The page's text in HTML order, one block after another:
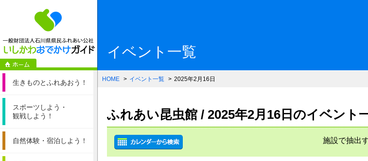
一般財団法人石川県県民ふれあい
生きものとふれあおう！
スポーツしよう・
観戦しよう！
自然体験・ 宿泊しよう！
イベント一覧
HOME イベント一覧 2025年2月16日
ふれあい昆虫館 / 2025年2月16日のイベント
施設で抽出